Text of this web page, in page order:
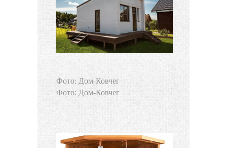
Фото: Дом-Ковчег
Фото: Дом-Ковчег